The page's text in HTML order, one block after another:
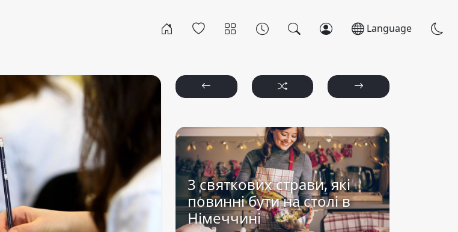
Language
3 святкових страви, які
повинні бути на столі в
Німеччині